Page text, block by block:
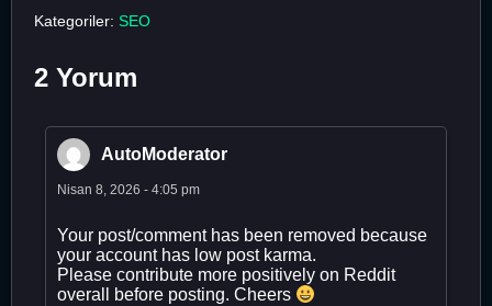
Kategoriler: SEO
2 Yorum
AutoModerator
Nisan 8, 2026 - 4:05 pm
Your post/comment has been removed because
your account has low post karma.
Please contribute more positively on Reddit
overall before posting. Cheers